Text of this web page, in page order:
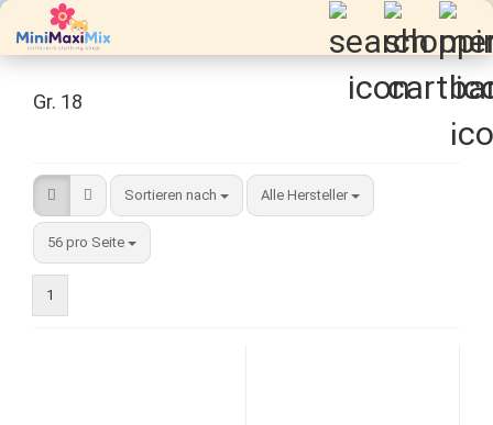
Gr. 18
Sortieren nach
Sortieren nach Alle Hersteller
56 pro Seite
pro Seite
1